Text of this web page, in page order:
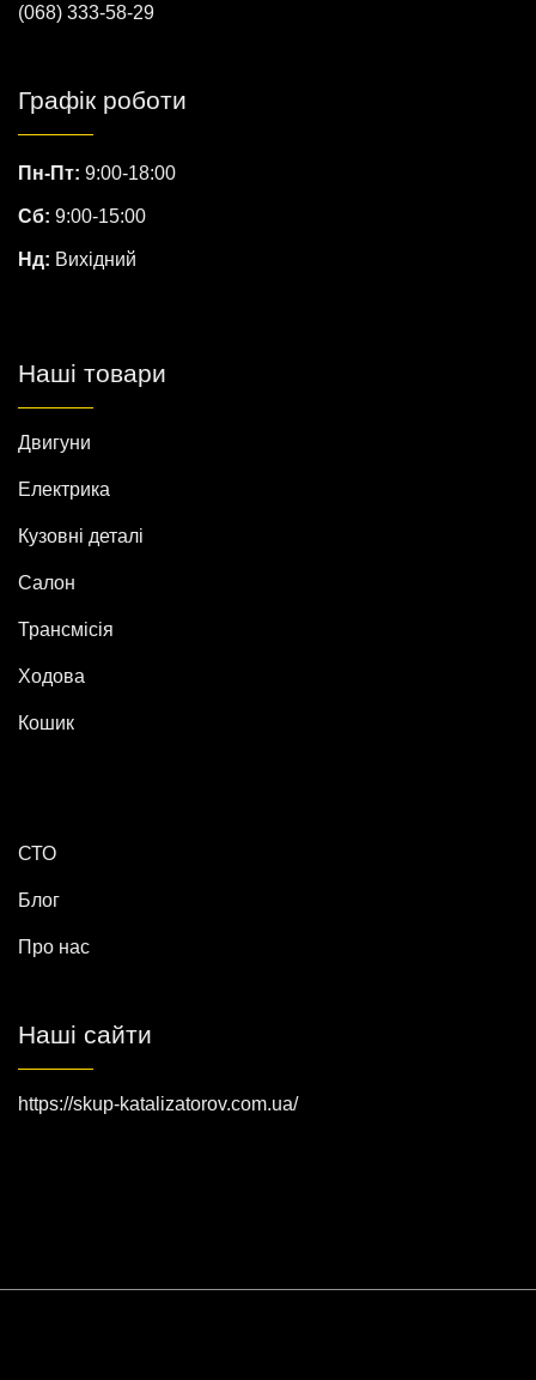
(068) 333-58-29
Графік роботи
Пн-Пт: 9:00-18:00
Сб: 9:00-15:00
Нд: Вихідний
Наші товари
Двигуни
Електрика
Кузовні деталі
Салон
Трансмісія
Ходова
Кошик
СТО
Блог
Про нас
Наші сайти
https://skup-katalizatorov.com.ua/